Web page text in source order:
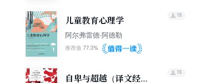
儿童教育心理学
阿尔弗雷德·阿德勒
推荐值 77.3%
15
自卑与超越（译文经
15